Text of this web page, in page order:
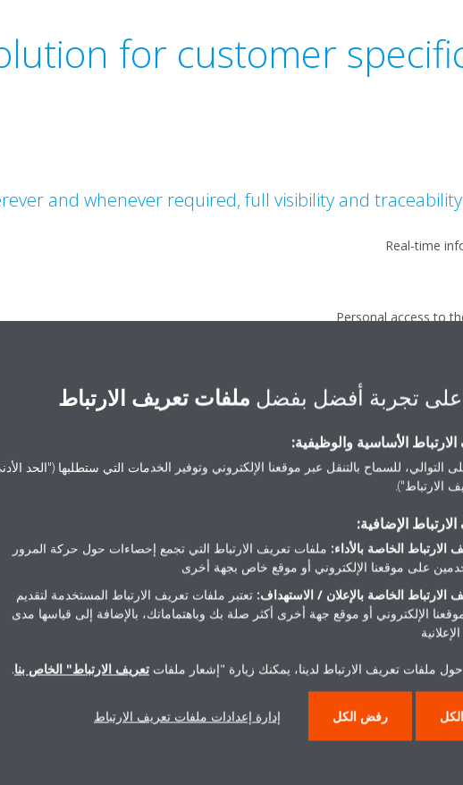
for customer
and whenever required, full visibility and
Real-time
Personal access to
With Daikin on Site, we team up
User-
State-of-the art tool
Remote solutions when possible,
Converting all expertise to maintain highest
تجربة أفضل بفضل ملفات تعريف الارتباط
الأساسية والوظيفية:
التوالي، للسماح بالتنقل عبر موقعنا الإلكتروني وتوفير الخدمات التي ستطلبها ("الحد
الارتباط").
الإضافية:
الارتباط الخاصة بالأداء: ملفات تعريف الارتباط التي تجمع إحصاءات حول حركة المرور
على موقعنا الإلكتروني أو موقع خاص بجهة أخرى
الارتباط الخاصة بالإعلان / الاستهداف: تعتبر ملفات تعريف الارتباط المستخدمة لتقديم
الإلكتروني أو موقع جهة أخرى أكثر صلة بك وباهتماماتك، بالإضافة إلى قياسها مدى
ملفات تعريف الارتباط لدينا، يمكنك زيارة "إشعار ملفات تعريف الارتباط" الخاص بنا.
رفض الكل إدارة إعدادات ملفات تعريف الارتباط